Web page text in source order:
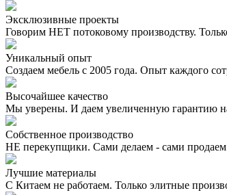
Эксклюзивные проекты
Говорим НЕТ потоковому производству.
Уникальный опыт
Создаем мебель с 2005 года. Опыт каждого
Высочайшее качество
Мы уверены. И даем увеличенную гарантию
Собственное производство
НЕ перекупщики. Сами делаем - сами
Лучшие материалы
С Китаем не работаем. Только элитные